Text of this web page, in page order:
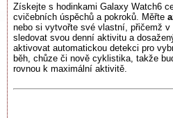
Získejte s hodinkami Galaxy Watch6
cvičebních úspěchů a pokroků. Měřte
nebo si vytvořte své vlastní, přičemž v
sledovat svou denní aktivitu a
aktivovat automatickou detekci pro
běh, chůze či nově cyklistika, takže
rovnou k maximální aktivitě.